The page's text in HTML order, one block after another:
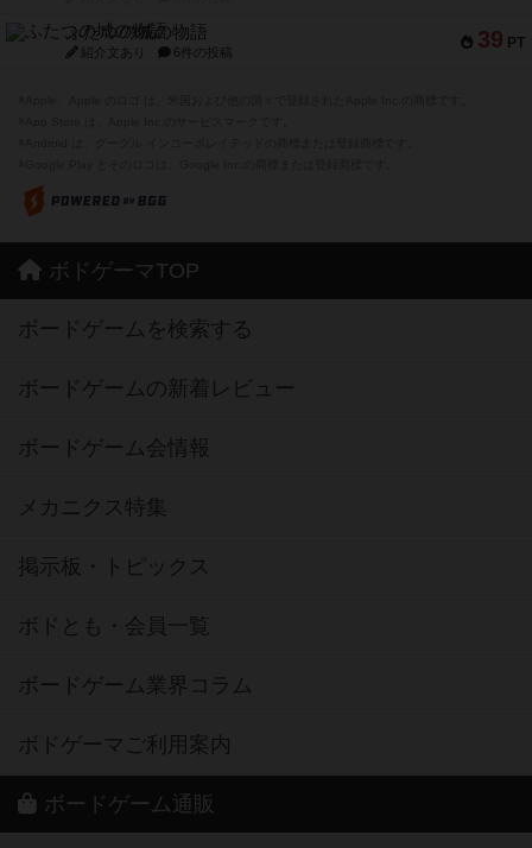
39 PT
ふたつの城の物語
紹介文あり 6件の投稿
ボドゲーマTOP
ボードゲームを検索する
ボードゲームの新着レビュー
ボードゲーム会情報
メカニクス特集
掲示板・トピックス
ボドとも・会員一覧
ボードゲーム業界コラム
ボドゲーマご利用案内
ボードゲーム通販